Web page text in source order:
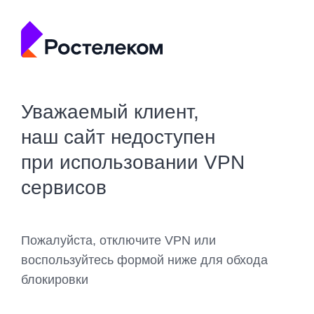
Уважаемый клиент,
наш сайт недоступен
при использовании VPN
сервисов
Пожалуйста, отключите VPN или
воспользуйтесь формой ниже для обхода
блокировки